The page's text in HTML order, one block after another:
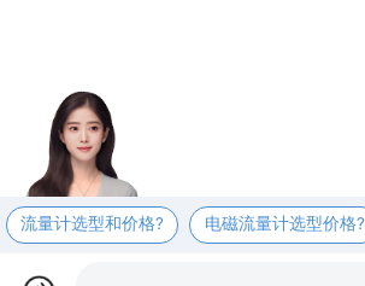
流量计选型和价格? 电磁流量计选型价格?